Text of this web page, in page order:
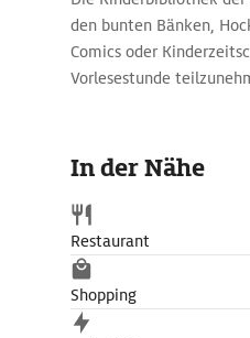
den bunten Bänken,
Comics oder
Vorlesestunde
In der Nähe
Restaurant
Shopping